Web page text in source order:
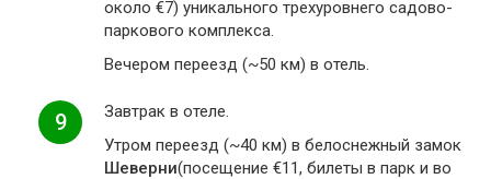
около €7) уникального трехуровнего садово-
паркового комплекса.
Вечером переезд (~50 км) в отель.
9
Завтрак в отеле.
Утром переезд (~40 км) в белоснежный замок
Шеверни(посещение €11, билеты в парк и во